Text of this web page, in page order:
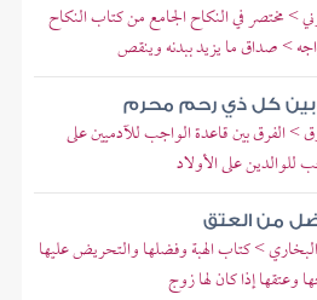
> مختصر في النكاح الجامع من كتاب النكاح
> صداق ما يزيد ببدنه وينقص
بين كل ذي رحم محرم
> الفرق بين قاعدة الواجب للآدميين على
للوالدين على الأولاد
من العتق
> كتاب الهبة وفضلها والتحريض عليها
وعتقها إذا كان لها زوج